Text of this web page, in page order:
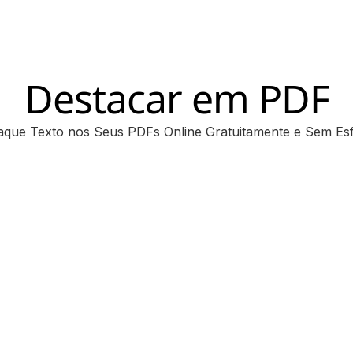
Destacar em PDF
Texto nos Seus PDFs Online Gratuitamente e Sem